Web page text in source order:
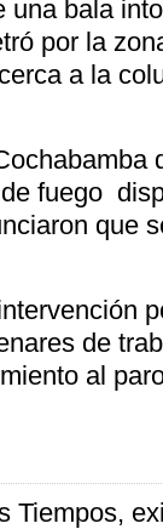
una bala
por la
a la
fuego
que
de
al
Tiempos,